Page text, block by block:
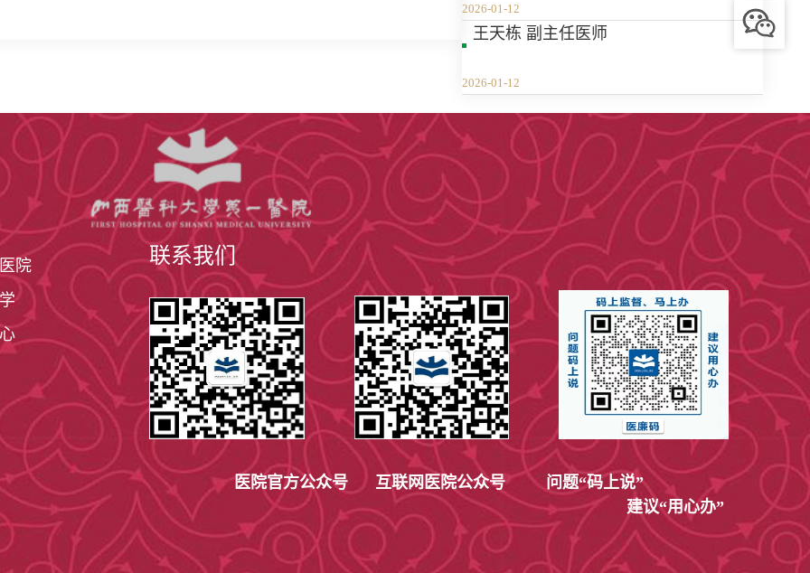
2026-01-12
王天栋 副主任医师
2026-01-12
院
联系我们
医院官方公众号 互联网医院公众号
问题“码上说”
建议“用心办”